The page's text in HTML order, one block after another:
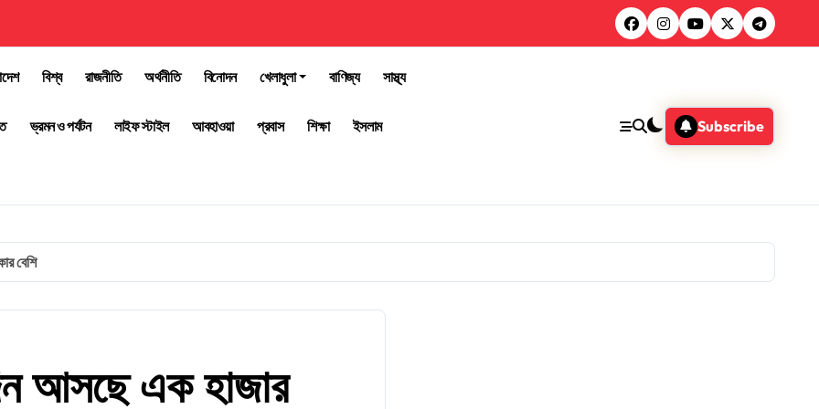
বিশ্ব রাজনীতি অর্থনীতি বিনোদন খেলাধুলা বাণিজ্য সাস্থ্য
ভ্রমন ও পর্যটন লাইফ স্টাইল আবহাওয়া প্রবাস শিক্ষা ইসলাম Subscribe
বেশি
আসছে এক হাজার